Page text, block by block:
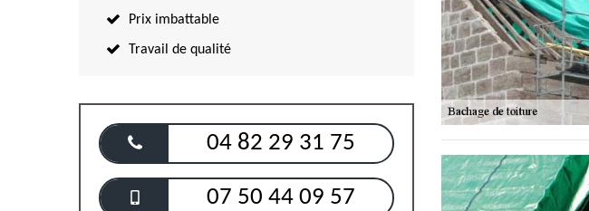
Prix imbattable
Travail de qualité
04 82 29 31 75
07 50 44 09 57